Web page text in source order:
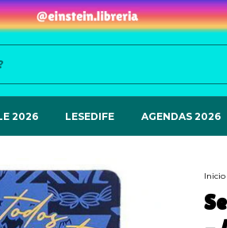
2026 LESEDIFE AGENDAS 2026
Inicio